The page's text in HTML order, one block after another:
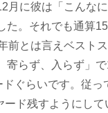
月に彼は「こんな
た。それでも通算
とは言えベスト
寄らず、入らず」
ぐらいです。従
ード残すようにし